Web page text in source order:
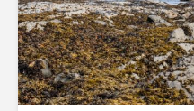
La chimie
pâtisseries